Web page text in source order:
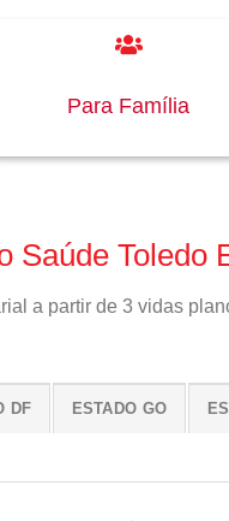
Para Família
Saúde Toledo
a partir de 3 vidas
DF ESTADO GO